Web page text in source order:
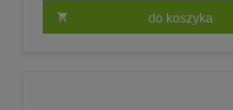
do koszyka